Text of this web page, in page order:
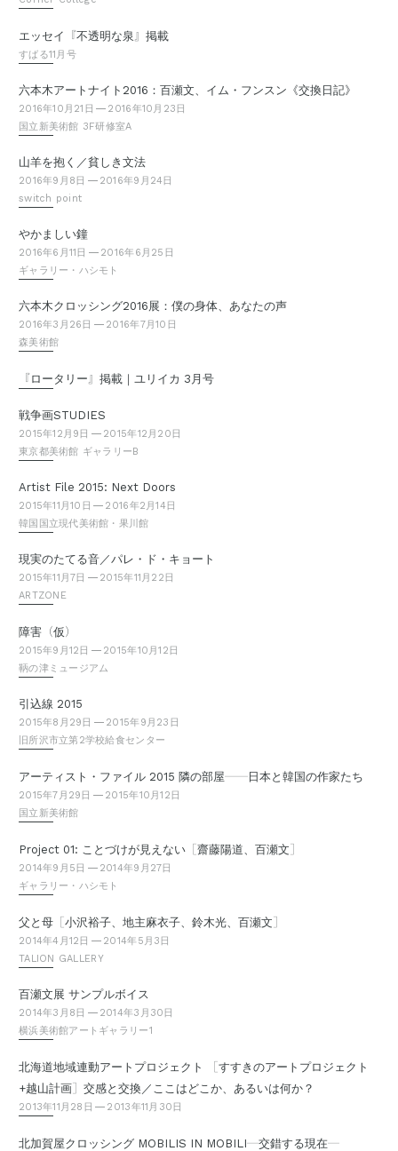
エッセイ 『不透明な泉 』 掲載
すばる11月号
六本木アートナイト2016：百瀬文、イム・フンスン《交換日記》
2016年10月21日
2016年10月23日
国立新美術館 3F研修室A
山羊を抱く／貧しき文法
2016年9月8日
2016年9月24日
switch point
やかましい鐘
2016年6月11日
2016年6月25日
ギャラリー・ハシモト
六本木クロッシング2016展：僕の身体、あなたの声
2016年3月26日
2016年7月10日
森美術館
『ロータリー 』 掲載｜ユリイカ 3月号
戦争画STUDIES
2015年12月9日
2015年12月20日
東京都美術館 ギャラリーB
Artist File 2015: Next Doors
2015年11月10日
2016年2月14日
韓国国立現代美術館・果川館
現実のたてる音／パレ・ド・キョート
2015年11月7日
2015年11月22日
ARTZONE
障害 （仮）
2015年9月12日
2015年10月12日
鞆の津ミュージアム
引込線 2015
2015年8月29日
2015年9月23日
旧所沢市立第2学校給食センター
アーティスト・ファイル 2015 隣の部屋——日本と韓国の作家たち
2015年7月29日
2015年10月12日
国立新美術館
Project 01: ことづけが見えない ［齋藤陽道、百瀬文］
2014年9月5日
2014年9月27日
ギャラリー・ハシモト
父と母 ［小沢裕子、地主麻衣子、鈴木光、百瀬文］
2014年4月12日
2014年5月3日
TALION GALLERY
百瀬文展 サンプルボイス
2014年3月8日
2014年3月30日
横浜美術館アートギャラリー1
北海道地域連動アートプロジェクト ［すすきのアートプロジェクト
+越山計画］ 交感と交換／ここはどこか、あるいは何か？
2013年11月28日 2013年11月30日
北加賀屋クロッシング MOBILIS IN MOBILI—交錯する現在—